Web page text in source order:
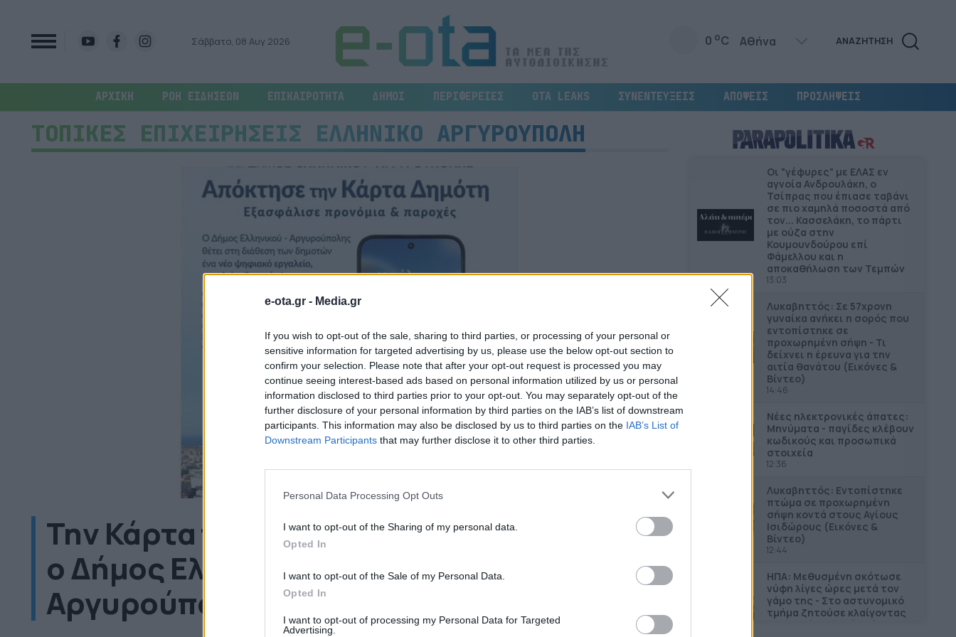
e-ota.gr - Media.gr
If you wish to opt-out of the sale, sharing to third parties, or processing of your personal or
sensitive information for targeted advertising by us, please use the below opt-out section to
confirm your selection. Please note that after your opt-out request is processed you may
continue seeing interest-based ads based on personal information utilized by us or personal
information disclosed to third parties prior to your opt-out. You may separately opt-out of the
further disclosure of your personal information by third parties on the IAB’s list of downstream
participants. This information may also be disclosed by us to third parties on the IAB’s List of
Downstream Participants that may further disclose it to other third parties.
Personal Data Processing Opt Outs
I want to opt-out of the Sharing of my personal data.
Opted In
I want to opt-out of the Sale of my Personal Data.
Opted In
I want to opt-out of processing my Personal Data for Targeted
Advertising.
Σάββατο, 08 Αυγ 2026 0 oC ΑΝΑΖΗΤΗΣΗ
ΑΡΧΙΚΗ ΡΟΗ ΕΙΔΗΣΕΩΝ ΕΠΙΚΑΙΡΟΤΗΤΑ ΔΗΜΟΙ ΠΕΡΙΦΕΡΕΙΕΣ OTA LEAKS ΣΥΝΕΝΤΕΥΞΕΙΣ ΑΠΟΨΕΙΣ ΠΡΟΣΛΗΨΕΙΣ
ΤΟΠΙΚΕΣ ΕΠΙΧΕΙΡΗΣΕΙΣ ΕΛΛΗΝΙΚΟ ΑΡΓΥΡΟΥΠΟΛΗ
Την Κάρτα του Δημότη παρουσίασε
ο Δήμος Ελληνικού –
Αργυρούπολης
Οι "γέφυρες" µε ΕΛΑΣ εν
αγνοία Ανδρουλάκη, ο
Τσίπρας που έπιασε ταβάνι
σε πιο χαμηλά ποσοστά από
τον... Κασσελάκη, το πάρτι
με ούζα στην
Κουμουνδούρου επί
Φάμελλου και η
αποκαθήλωση των Τεμπών
13:03
Λυκαβηττός: Σε 57χρονη
γυναίκα ανήκει η σορός που
εντοπίστηκε σε
προχωρημένη σήψη - Τι
δείχνει η έρευνα για την
αιτία θανάτου (Εικόνες &
Βίντεο)
14:46
Νέες ηλεκτρονικές άπατες:
Μηνύματα - παγίδες κλέβουν
κωδικούς και προσωπικά
στοιχεία
12:36
Λυκαβηττός: Εντοπίστηκε
πτώμα σε προχωρημένη
σήψη κοντά στους Αγίους
Ισιδώρους (Εικόνες &
Βίντεο)
12:44
ΗΠΑ: Μεθυσμένη σκότωσε
νύφη λίγες ώρες μετά τον
γάμο της - Στο αστυνομικό
τμήμα ζητούσε κλαίγοντας
τον πατέρα της (Εικόνες &